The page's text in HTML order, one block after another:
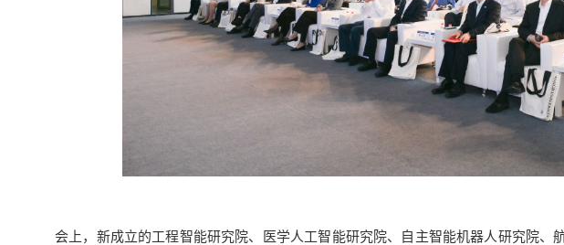
会上，新成立的工程智能研究院、医学人工智能研究院、自主智能机器人研究院、